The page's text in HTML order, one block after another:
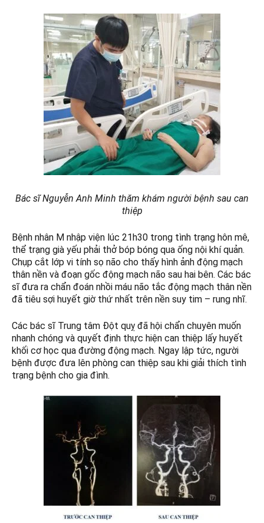
Bác sĩ Nguyễn Anh Minh thăm khám người bệnh sau can
thiệp
Bệnh nhân M nhập viện lúc 21h30 trong tình trạng hôn mê,
thể trạng già yếu phải thở bóp bóng qua ống nội khí quản.
Chụp cắt lớp vi tính sọ não cho thấy hình ảnh động mạch
thân nền và đoạn gốc động mạch não sau hai bên. Các bác
sĩ đưa ra chẩn đoán nhồi máu não tắc động mạch thân nền
đã tiêu sợi huyết giờ thứ nhất trên nền suy tim – rung nhĩ.
Các bác sĩ Trung tâm Đột quỵ đã hội chẩn chuyên muốn
nhanh chóng và quyết định thực hiện can thiệp lấy huyết
khối cơ học qua đường động mạch. Ngay lập tức, người
bệnh được đưa lên phòng can thiệp sau khi giải thích tình
trạng bệnh cho gia đình.